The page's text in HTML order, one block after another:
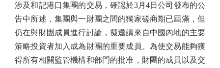
涉及和記港口集團的交易，確認於3月4日公司發布的公
告中所述，集團與一財團之間的獨家磋商期已屆滿，但
仍在與財團成員進行討論，擬邀請來自中國內地的主要
策略投資者加入成為財團的重要成員。為使交易能夠獲
得所有相關監管機構和部門的批准，財團的成員以及交